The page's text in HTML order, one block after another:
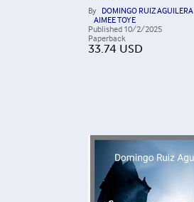
By DOMINGO RUIZ AGUILERA
AIMEE TOYE
Published 10/2/2025
Paperback
33.74 USD